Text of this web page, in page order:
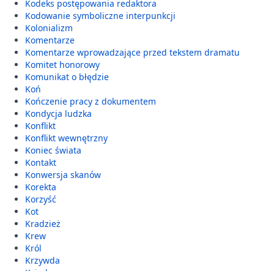
Kodeks postępowania redaktora
Kodowanie symboliczne interpunkcji
Kolonializm
Komentarze
Komentarze wprowadzające przed tekstem dramatu
Komitet honorowy
Komunikat o błędzie
Koń
Kończenie pracy z dokumentem
Kondycja ludzka
Konflikt
Konflikt wewnętrzny
Koniec świata
Kontakt
Konwersja skanów
Korekta
Korzyść
Kot
Kradzież
Krew
Król
Krzywda